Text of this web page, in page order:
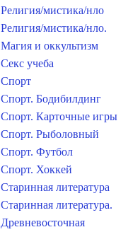
Религия/мистика/нло
Религия/мистика/нло.
Магия и оккультизм
Секс учеба
Спорт
Спорт. Бодибилдинг
Спорт. Карточные игры
Спорт. Рыболовный
Спорт. Футбол
Спорт. Хоккей
Старинная литература
Старинная литература.
Древневосточная